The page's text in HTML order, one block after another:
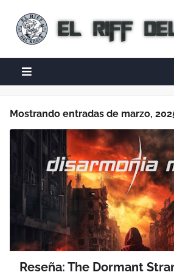
Mostrando entradas de marzo,
Reseña: The Dormant